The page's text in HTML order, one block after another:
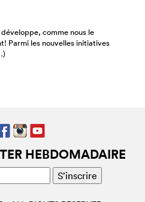
comme nous le
Parmi les nouvelles initiatives
HEBDOMADAIRE